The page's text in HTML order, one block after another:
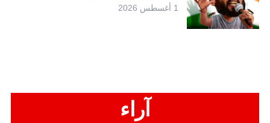
1 أغسطس 2026
آراء